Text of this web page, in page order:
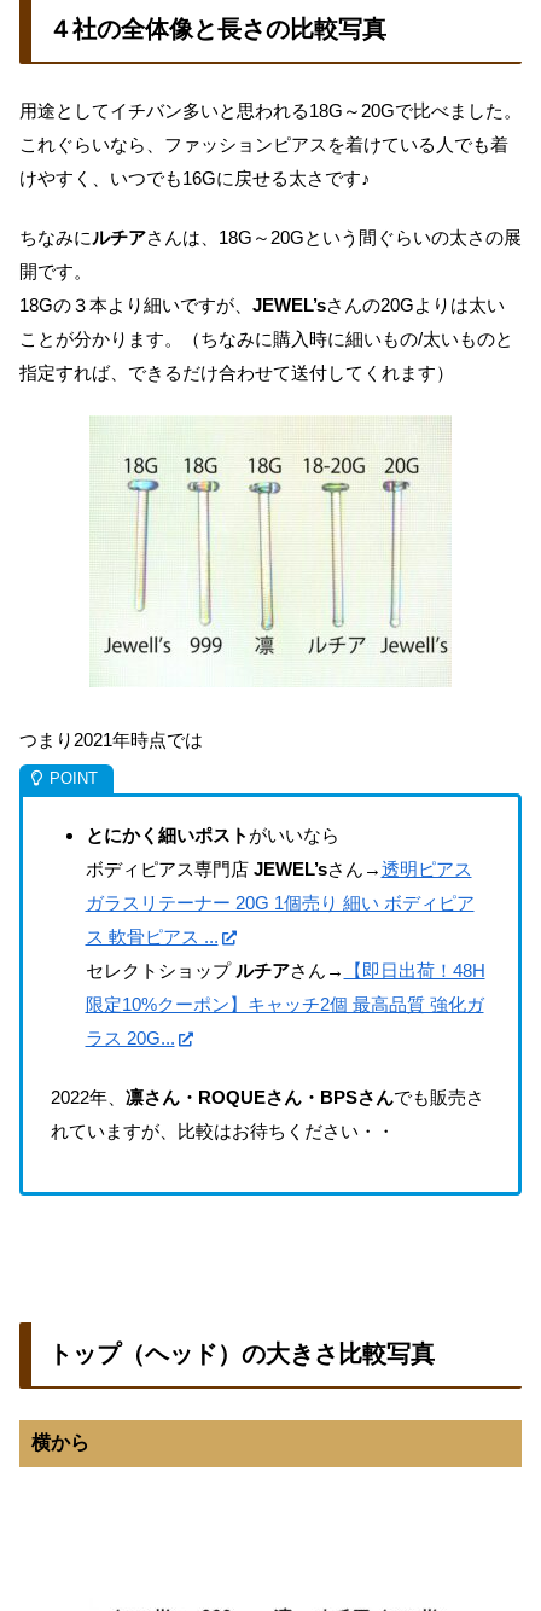
４社の全体像と長さの比較写真
用途としてイチバン多いと思われる18G～20Gで比べました。
これぐらいなら、ファッションピアスを着けている人でも着
けやすく、いつでも16Gに戻せる太さです♪
ちなみにルチアさんは、18G～20Gという間ぐらいの太さの展
開です。
18Gの３本より細いですが、 JEWEL’sさんの20Gよりは太い
ことが分かります。（ちなみに購入時に細いもの/太いものと
指定すれば、できるだけ合わせて送付してくれます）
つまり2021年時点では
とにかく細いポスト がいいなら
ボディピアス専門店 JEWEL’sさん→透明ピアス
ガラスリテーナー 20G 1個売り 細い ボディピア
ス 軟骨ピアス ...
セレクトショップルチアさん→
【即日出荷！48H
限定10%クーポン】キャッチ2個 最高品質 強化ガ
ラス 20G...
2022年、 凛さん・ROQUEさん・BPSさんでも販売さ
れていますが、比較はお待ちください・・
トップ（ヘッド）の大きさ比較写真
横から